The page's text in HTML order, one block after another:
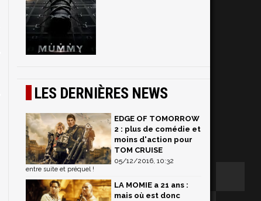
LES DERNIÈRES NEWS
EDGE OF TOMORROW
2 : plus de comédie et
moins d'action pour
TOM CRUISE
05/12/2016, 10:32
entre suite et préquel !
LA MOMIE a 21 ans :
mais où est donc